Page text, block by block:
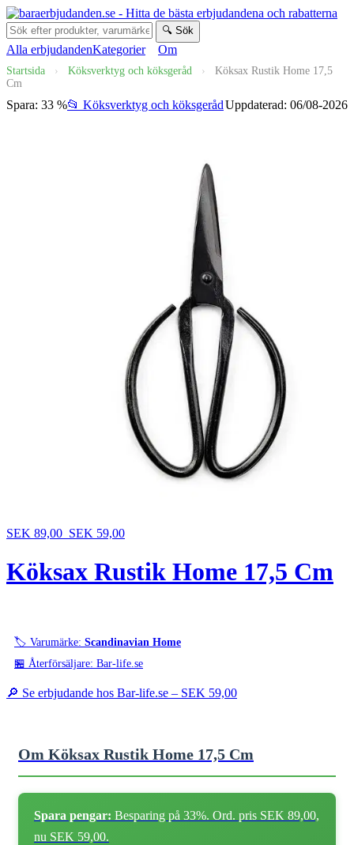
🔍 Sök
Alla erbjudandenKategorier Om
Startsida › Köksverktyg och köksgeråd ›
Köksax Rustik Home 17,5
Cm
Spara: 33 %📂 Köksverktyg och köksgerådUppdaterad: 06/08-2026
SEK 89,00 SEK 59,00
Köksax Rustik Home 17,5 Cm
🏷️ Varumärke: Scandinavian Home
🏪 Återförsäljare: Bar-life.se
🔎 Se erbjudande hos Bar-life.se – SEK 59,00
Om Köksax Rustik Home 17,5 Cm
Spara pengar: Besparing på 33%. Ord. pris SEK 89,00,
nu SEK 59,00.